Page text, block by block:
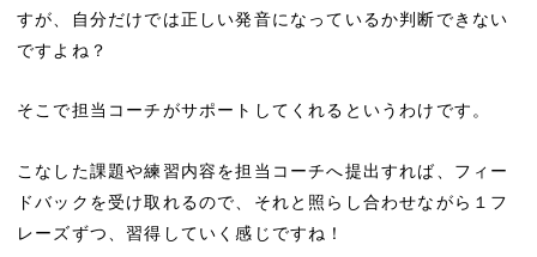
すが、自分だけでは正しい発音になっているか判断できない
ですよね？
そこで担当コーチがサポートしてくれるというわけです。
こなした課題や練習内容を担当コーチへ提出すれば、フィー
ドバックを受け取れるので、それと照らし合わせながら１フ
レーズずつ、習得していく感じですね！